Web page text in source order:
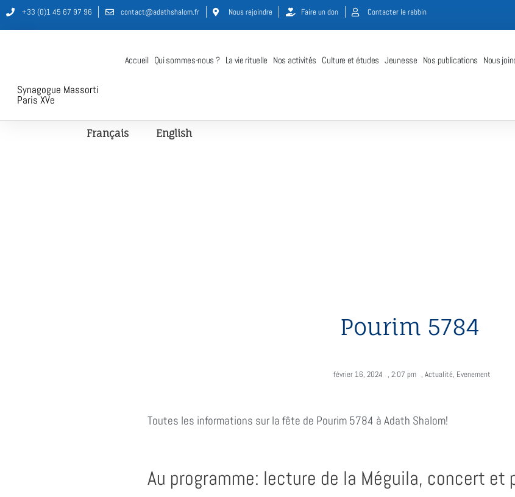
+33 (0)1 45 67 97 96 contact@adathshalom.fr Nous rejoindre Faire un don Contacter le rabbin
Synagogue Massorti
Paris XVe
Accueil Qui sommes-nous ? La vie rituelle Nos activités Culture et études Jeunesse Nos publications Nous
Français English
Pourim 5784
février 16, 2024 , 2:07 pm , Actualité, Evenement
Toutes les informations sur la fête de Pourim 5784 à Adath Shalom!
Au programme: lecture de la Méguila, concert et